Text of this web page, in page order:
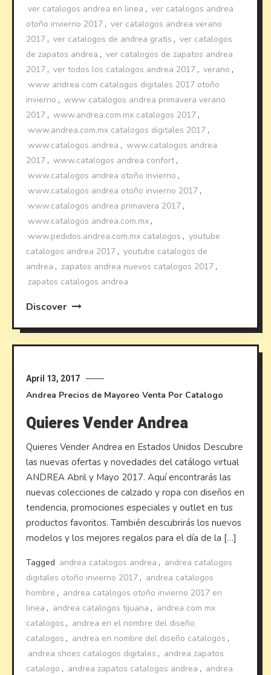
ver catalogos andrea en linea , ver catalogos andrea
otoño invierno 2017 , ver catalogos andrea verano
2017 , ver catalogos de andrea gratis , ver catalogos
de zapatos andrea , ver catalogos de zapatos andrea
2017 , ver todos los catalogos andrea 2017 , verano ,
www andrea com catalogos digitales 2017 otoño
invierno , www catalogos andrea primavera verano
2017 , www.andrea.com.mx catalogos 2017 ,
www.andrea.com.mx catalogos digitales 2017 ,
www.catalogos andrea , www.catalogos andrea
2017 , www.catalogos andrea confort,
www.catalogos andrea otoño invierno ,
www.catalogos andrea otoño invierno 2017 ,
www.catalogos andrea primavera 2017 ,
www.catalogos andrea.com.mx ,
www.pedidos.andrea.com.mx catalogos , youtube
catalogos andrea 2017 , youtube catalogos de
andrea , zapatos andrea nuevos catalogos 2017 ,
zapatos catalogos andrea
Discover
April 13, 2017
Andrea Precios de Mayoreo Venta Por Catalogo
Quieres Vender Andrea
Quieres Vender Andrea en Estados Unidos Descubre
las nuevas ofertas y novedades del catálogo virtual
ANDREA Abril y Mayo 2017. Aquí encontrarás las
nuevas colecciones de calzado y ropa con diseños en
tendencia, promociones especiales y outlet en tus
productos favoritos. También descubrirás los nuevos
modelos y los mejores regalos para el día de la […]
Tagged andrea catalogos andrea , andrea catalogos
digitales otoño invierno 2017 , andrea catalogos
hombre , andrea catalogos otoño invierno 2017 en
linea , andrea catalogos tijuana , andrea com mx
catalogos , andrea en el nombre del diseño
catalogos , andrea en nombre del diseño catalogos ,
andrea shoes catalogos digitales , andrea zapatos
catalogo , andrea zapatos catalogos andrea , andrea